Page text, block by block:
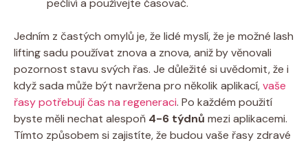
Jedním z častých omylů je, že lidé myslí, že je možné lash
lifting sadu používat znova a znova, aniž by věnovali
pozornost stavu svých řas. Je důležité si uvědomit, že i
když sada může být navržena pro několik aplikací,vaše
řasy potřebují čas na regeneraci. Po každém použití
byste měli nechat alespoň 4-6 týdnů mezi aplikacemi.
Tímto způsobem si zajistíte, že budou vaše řasy zdravé